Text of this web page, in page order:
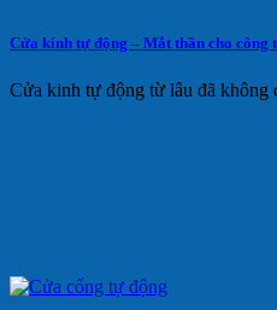
Cửa kính tự động – Mắt thần cho công
Cửa kinh tự động từ lâu đã không